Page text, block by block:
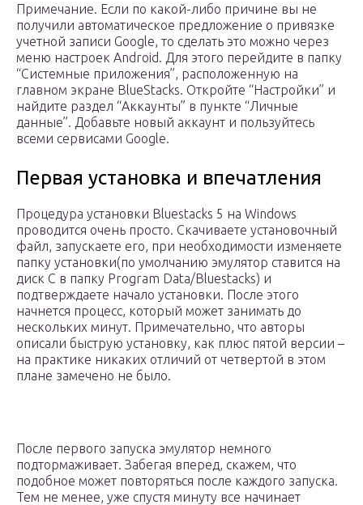
Примечание. Если по какой-либо причине вы не
получили автоматическое предложение о привязке
учетной записи Google, то сделать это можно через
меню настроек Android. Для этого перейдите в папку
“Системные приложения”, расположенную на
главном экране BlueStacks. Откройте “Настройки” и
найдите раздел “Аккаунты” в пункте “Личные
данные”. Добавьте новый аккаунт и пользуйтесь
всеми сервисами Google.
Первая установка и впечатления
Процедура установки Bluestacks 5 на Windows
проводится очень просто. Скачиваете установочный
файл, запускаете его, при необходимости изменяете
папку установки(по умолчанию эмулятор ставится на
диск C в папку Program Data/Bluestacks) и
подтверждаете начало установки. После этого
начнется процесс, который может занимать до
нескольких минут. Примечательно, что авторы
описали быструю установку, как плюс пятой версии –
на практике никаких отличий от четвертой в этом
плане замечено не было.
После первого запуска эмулятор немного
подтормаживает. Забегая вперед, скажем, что
подобное может повторяться после каждого запуска.
Тем не менее, уже спустя минуту все начинает